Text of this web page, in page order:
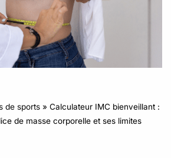
de sports» Calculateur IMC bienveillant :
de masse corporelle et ses limites